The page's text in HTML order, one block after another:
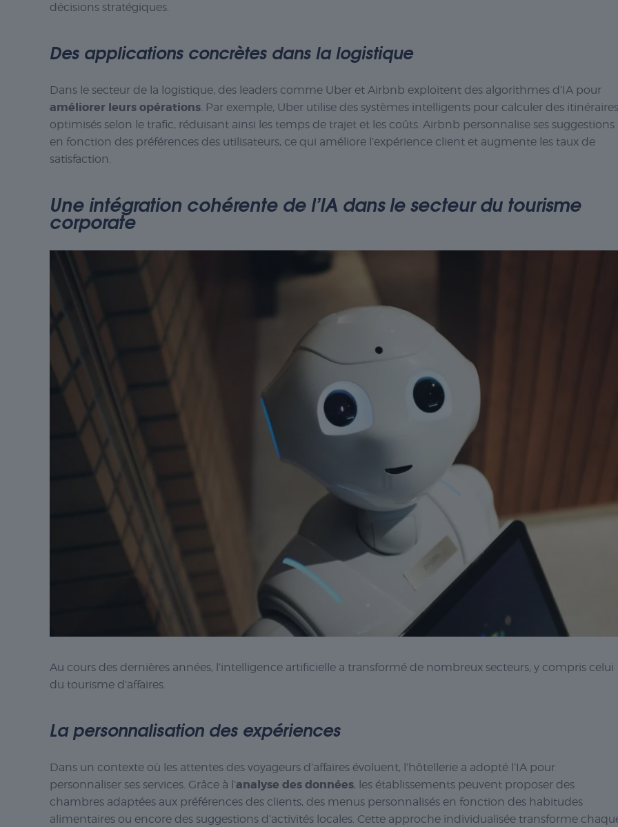
décisions stratégiques.
Des applications concrètes dans la logistique
Dans le secteur de la logistique, des leaders comme Uber et Airbnb exploitent des algorithmes d’IA pour
améliorer leurs opérations. Par exemple, Uber utilise des systèmes intelligents pour calculer des itinéraires
optimisés selon le trafic, réduisant ainsi les temps de trajet et les coûts. Airbnb personnalise ses suggestions
en fonction des préférences des utilisateurs, ce qui améliore l’expérience client et augmente les taux de
satisfaction.
Une intégration cohérente de l’IA dans le secteur du tourisme
corporate
Au cours des dernières années, l’intelligence artificielle a transformé de nombreux secteurs, y compris celui
du tourisme d’affaires.
La personnalisation des expériences
Dans un contexte où les attentes des voyageurs d’affaires évoluent, l’hôtellerie a adopté l’IA pour
personnaliser ses services. Grâce à l’analyse des données, les établissements peuvent proposer des
chambres adaptées aux préférences des clients, des menus personnalisés en fonction des habitudes
alimentaires ou encore des suggestions d’activités locales. Cette approche individualisée transforme